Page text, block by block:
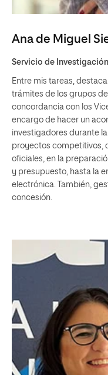
Ana de Miguel
Servicio de Investigación
Entre mis tareas,
trámites de los grupos
concordancia con los
encargo de hacer un
investigadores durante
proyectos competitivos,
oficiales, en la
y presupuesto, hasta la
electrónica. También,
concesión.